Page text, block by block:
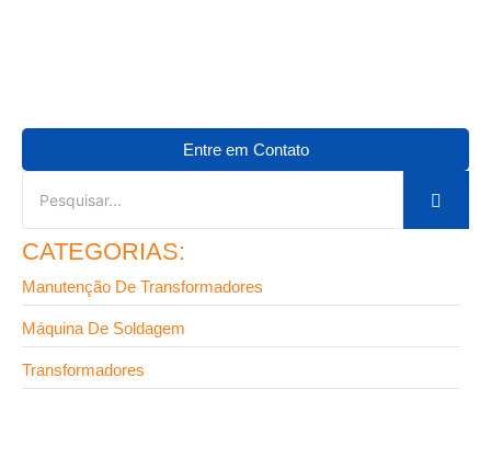
Entre em Contato
CATEGORIAS:
Manutenção De Transformadores
Máquina De Soldagem
Transformadores